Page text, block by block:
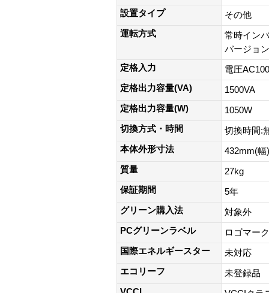
設置タイプ
その他
運転方式
常時イン
バージョ
定格入力
電圧
定格出力容量(VA)
1500VA
定格出力容量(W)
1050W
切換方式・時間
切換時間:
本体外形寸法
432mm(
質量
27kg
保証期間
5年
グリーン購入法
対象外
PCグリーンラベル
ロゴマー
国際エネルギースター
未対応
エコリーフ
未登録品